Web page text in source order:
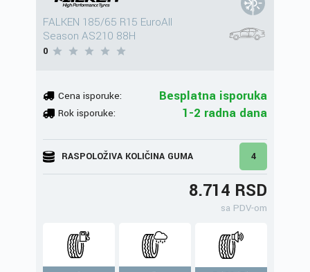
FALKEN 185/65 R15 EuroAll
Season AS210 88H
0
Cena isporuke: Besplatna isporuka
Rok isporuke: 1-2 radna dana
RASPOLOŽIVA KOLIČINA GUMA 4
8.714 RSD
sa PDV-om